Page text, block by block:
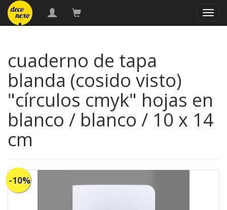
cuaderno de tapa
blanda (cosido visto)
"círculos cmyk" hojas en
blanco / blanco / 10 x 14
cm
-10%